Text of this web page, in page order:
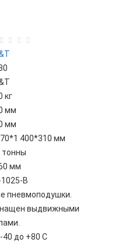
кг
мм
мм
400*310 мм
тонны
мм
B
пневмоподушки.
выдвижными
40 до +80 С